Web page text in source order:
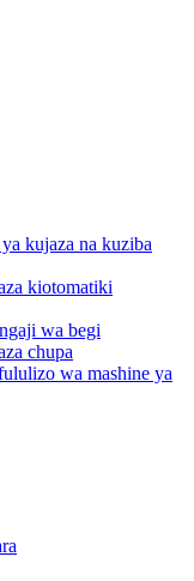
kujaza na kuziba
kiotomatiki
wa begi
chupa
wa mashine ya